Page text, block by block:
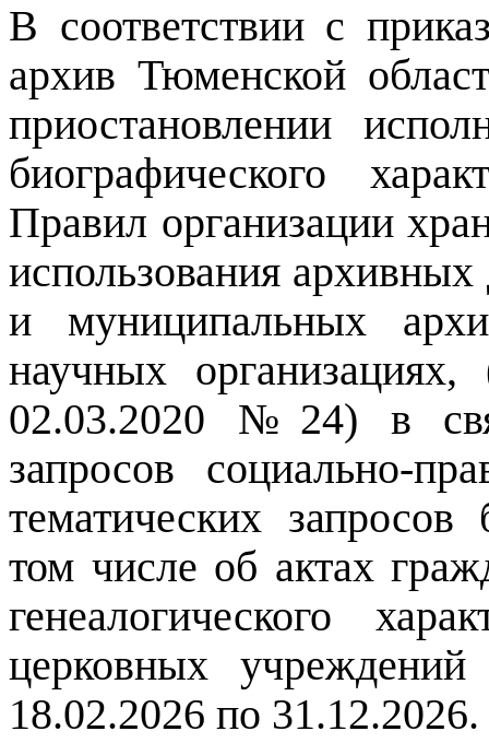
В соответствии с
архив Тюменской
приостановлении
биографического
Правил организации
использования
и муниципальных
научных
02.03.2020 №24) в
запросов социально-
тематических запросов
том числе об актах
генеалогического
церковных
18.02.2026 по 31.12.2026.